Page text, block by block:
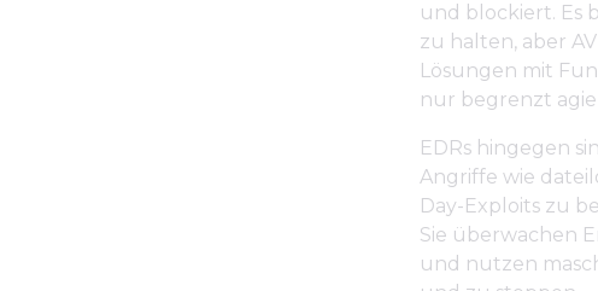
und blockiert. Es
zu halten, aber
Lösungen mit
nur begrenzt
EDRs hingegen
Angriffe wie
Day-Exploits zu
Sie überwachen
und nutzen